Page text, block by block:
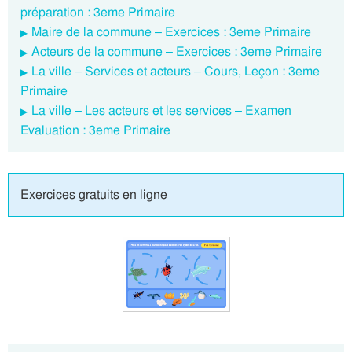
préparation : 3eme Primaire
Maire de la commune – Exercices : 3eme Primaire
Acteurs de la commune – Exercices : 3eme Primaire
La ville – Services et acteurs – Cours, Leçon : 3eme
Primaire
La ville – Les acteurs et les services – Examen
Evaluation : 3eme Primaire
Exercices gratuits en ligne